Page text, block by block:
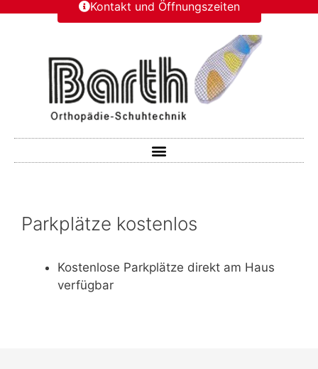
Kontakt und Öffnungszeiten
Parkplätze kostenlos
Kostenlose Parkplätze direkt am Haus
verfügbar